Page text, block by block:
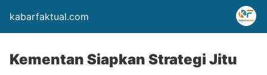
kabarfaktual.com
Kementan Siapkan Strategi Jitu